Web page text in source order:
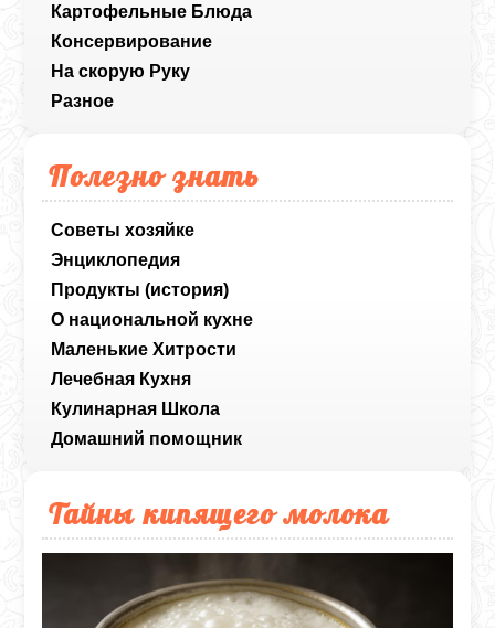
Картофельные Блюда
Консервирование
На скорую Руку
Разное
Полезно знать
Советы хозяйке
Энциклопедия
Продукты (история)
О национальной кухне
Маленькие Хитрости
Лечебная Кухня
Кулинарная Школа
Домашний помощник
Тайны кипящего молока